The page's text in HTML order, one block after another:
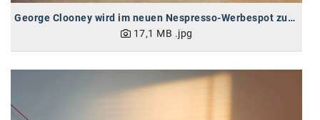
SW Umwelttechnik
TEDAI
VELUX
George Clooney wird im neuen Nespresso-Werbespot zum Detektiv und erhält Gesellschaft von neuen Hollywood-Stars
17,1 MB .jpg